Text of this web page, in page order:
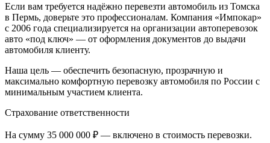
Если вам требуется надёжно перевезти автомобиль из Томска
в Пермь, доверьте это профессионалам. Компания «Импокар»
с 2006 года специализируется на организации автоперевозок
авто «под ключ» — от оформления документов до выдачи
автомобиля клиенту.
Наша цель — обеспечить безопасную, прозрачную и
максимально комфортную перевозку автомобиля по России с
минимальным участием клиента.
Страхование ответственности
На сумму 35 000 000 ₽ — включено в стоимость перевозки.